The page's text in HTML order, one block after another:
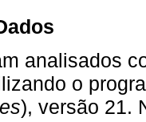
analisados
o
), versão 21.